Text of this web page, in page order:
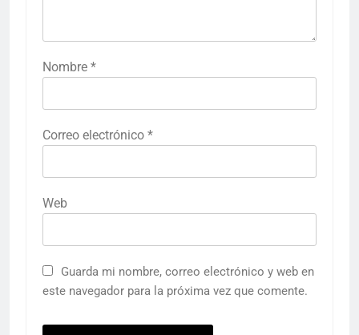
Nombre *
Correo electrónico *
Web
Guarda mi nombre, correo electrónico y web en
este navegador para la próxima vez que comente.